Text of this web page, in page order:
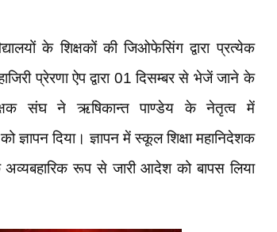
के शिक्षकों की जिओफेसिंग द्वारा प्रत्येक
प्रेरणा ऐप द्वारा 01 दिसम्बर से भेजें जाने के
संघ ने ऋषिकान्त पाण्डेय के नेतृत्व में
ज्ञापन दिया। ज्ञापन में स्कूल शिक्षा महानिदेशक
रूप से जारी आदेश को बापस लिया